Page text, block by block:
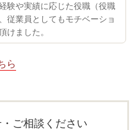
験や実績に応じた役職（役職
従業員としてもモチベーショ
けました。
ら
ご相談ください